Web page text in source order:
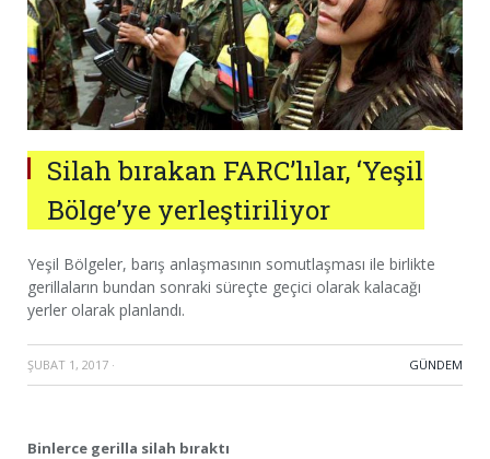
Silah bırakan FARC’lılar, ‘Yeşil
Bölge’ye yerleştiriliyor
Yeşil Bölgeler, barış anlaşmasının somutlaşması ile birlikte
gerillaların bundan sonraki süreçte geçici olarak kalacağı
yerler olarak planlandı.
ŞUBAT 1, 2017 · GÜNDEM
Binlerce gerilla silah bıraktı